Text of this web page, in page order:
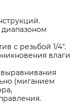
с резьбой 1/4".
влаги
(миганием